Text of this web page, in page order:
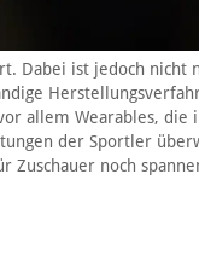
Dabei ist jedoch nicht
allem Wearables, die
der Sportler
Zuschauer noch